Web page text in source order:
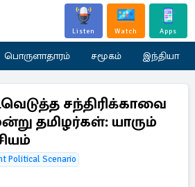
Listen Watch Apps
பொருளாதாரம் சமூகம் இந்தியா
சந்திரிக்காவை
தமிழர்கள்: யாரும்
Political Scenario